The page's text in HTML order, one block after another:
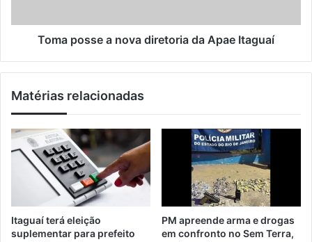
o
m
a
I
e
a
d
r
e
Toma posse a nova diretoria da Apae Itaguaí
Matérias relacionadas
Itaguaí terá eleição
suplementar para prefeito
PM apreende arma e drogas
em confronto no Sem Terra,